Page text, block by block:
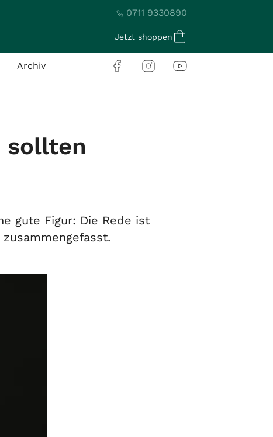
0711 9330890
Archiv
Jetzt shoppen
sollten
gute Figur: Die Rede ist